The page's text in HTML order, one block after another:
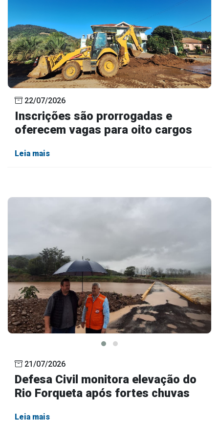
22/07/2026
Inscrições são prorrogadas e
oferecem vagas para oito cargos
Leia mais
21/07/2026
Defesa Civil monitora elevação do
Rio Forqueta após fortes chuvas
Leia mais